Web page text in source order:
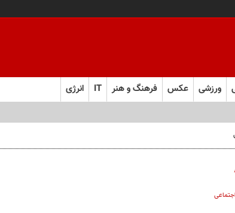
ورزشی عکس فرهنگ و هنر IT انرژی
اجتماعی